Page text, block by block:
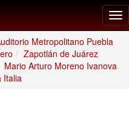
Metropolitano Puebla
Zapotlán de Juárez
Mario Arturo Moreno Ivanova
Italia